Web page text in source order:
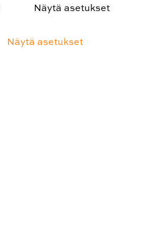
Näytä asetukset
Näytä asetukset